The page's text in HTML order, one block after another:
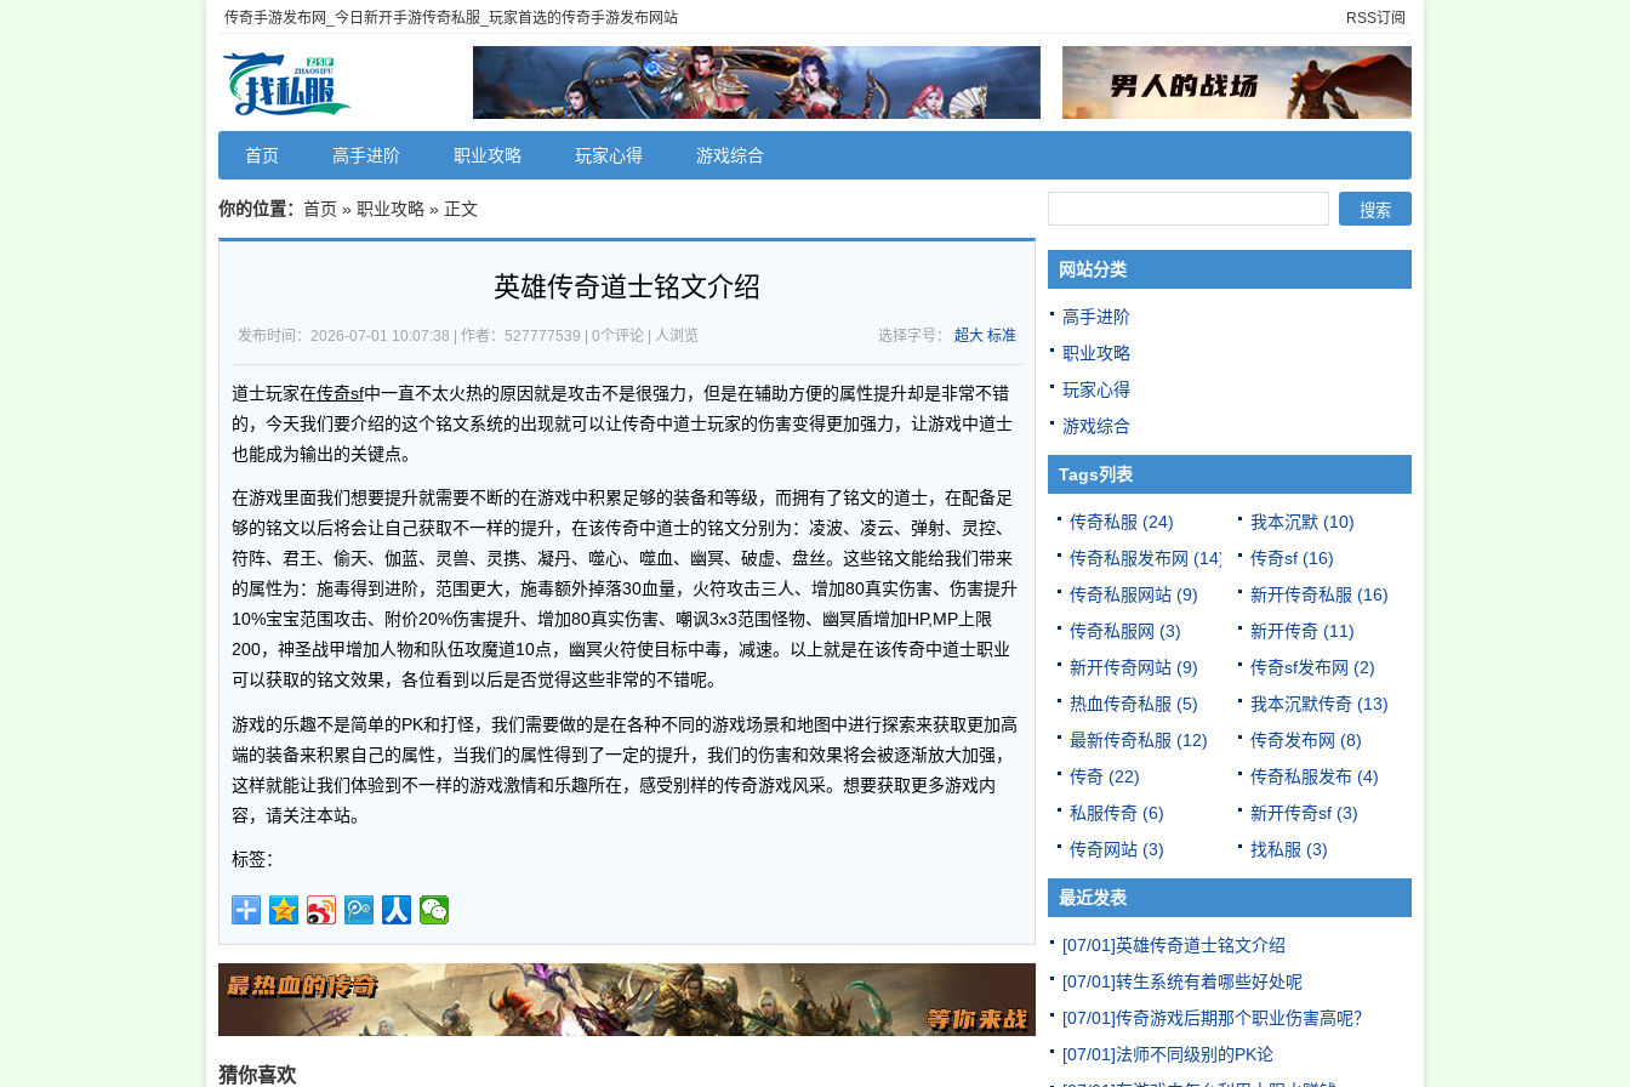
RSS订阅
传奇手游发布网_今日新开手游传奇私服_玩家首选的传奇手游发布网站
首页 高手进阶 职业攻略 玩家心得 游戏综合
你的位置： 首页 » 职业攻略 » 正文
英雄传奇道士铭文介绍
选择字号： 超大 标准
发布时间：2026-07-01 10:07:38 | 作者：527777539 | 0个评论 | 人浏览
道士玩家在传奇sf中一直不太火热的原因就是攻击不是很强力，但是在辅助方便的属性提升却是非常不错
的，今天我们要介绍的这个铭文系统的出现就可以让传奇中道士玩家的伤害变得更加强力，让游戏中道士
也能成为输出的关键点。
在游戏里面我们想要提升就需要不断的在游戏中积累足够的装备和等级，而拥有了铭文的道士，在配备足
够的铭文以后将会让自己获取不一样的提升，在该传奇中道士的铭文分别为：凌波、凌云、弹射、灵控、
符阵、君王、偷天、伽蓝、灵兽、灵携、凝丹、噬心、噬血、幽冥、破虚、盘丝。这些铭文能给我们带来
的属性为：施毒得到进阶，范围更大，施毒额外掉落30血量，火符攻击三人、增加80真实伤害、伤害提升
10%宝宝范围攻击、附价20%伤害提升、增加80真实伤害、嘲讽3x3范围怪物、幽冥盾增加HP,MP上限
200，神圣战甲增加人物和队伍攻魔道10点，幽冥火符使目标中毒，减速。以上就是在该传奇中道士职业
可以获取的铭文效果，各位看到以后是否觉得这些非常的不错呢。
游戏的乐趣不是简单的PK和打怪，我们需要做的是在各种不同的游戏场景和地图中进行探索来获取更加高
端的装备来积累自己的属性，当我们的属性得到了一定的提升，我们的伤害和效果将会被逐渐放大加强，
这样就能让我们体验到不一样的游戏激情和乐趣所在，感受别样的传奇游戏风采。想要获取更多游戏内
容，请关注本站。
标签：
猜你喜欢
网站分类
高手进阶
职业攻略
玩家心得
游戏综合
Tags列表
传奇私服 (24) 我本沉默 (10)
传奇私服发布网 (14) 传奇sf (16)
传奇私服网站 (9) 新开传奇私服 (16)
传奇私服网 (3) 新开传奇 (11)
新开传奇网站 (9) 传奇sf发布网 (2)
热血传奇私服 (5) 我本沉默传奇 (13)
最新传奇私服 (12) 传奇发布网 (8)
传奇 (22) 传奇私服发布 (4)
私服传奇 (6) 新开传奇sf (3)
传奇网站 (3) 找私服 (3)
最近发表
[07/01]英雄传奇道士铭文介绍
[07/01]转生系统有着哪些好处呢
[07/01]传奇游戏后期那个职业伤害高呢？
[07/01]法师不同级别的PK论